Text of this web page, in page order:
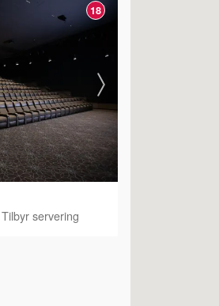
18
Tilbyr servering